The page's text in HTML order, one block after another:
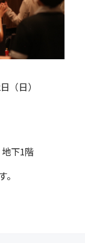
（日）
下1階